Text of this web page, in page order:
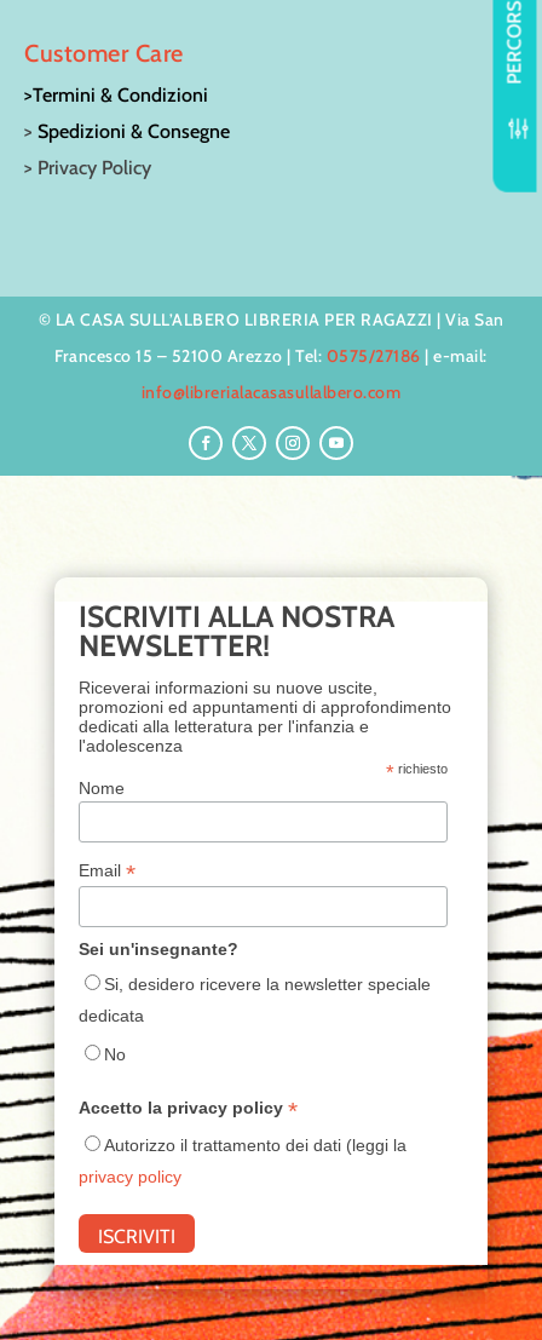
f
PERCORSI
Customer Care
>Termini & Condizioni
>Spedizioni & Consegne
> Privacy Policy
© LA CASA SULL’ALBERO LIBRERIA PER RAGAZZI | Via San
Francesco 15 – 52100 Arezzo | Tel: 0575/27186 | e-mail:
info@librerialacasasullalbero.com
ISCRIVITI ALLA NOSTRA
NEWSLETTER!
Riceverai informazioni su nuove uscite,
promozioni ed appuntamenti di approfondimento
dedicati alla letteratura per l'infanzia e
l'adolescenza
* richiesto
Nome
Email *
Sei un'insegnante?
Si, desidero ricevere la newsletter speciale
dedicata
No
Accetto la privacy policy *
Autorizzo il trattamento dei dati (leggi la
privacy policy